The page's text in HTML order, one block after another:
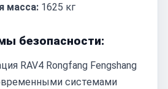
масса: 1625 кг
безопасности:
RAV4 Rongfang Fengshang
системами